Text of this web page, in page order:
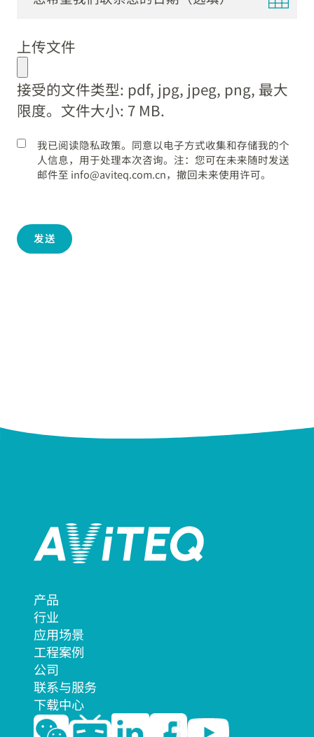
DD
MM
YYYY
上传文件
接受的文件类型: pdf, jpg, jpeg, png, 最大
限度。文件大小: 7 MB.
我已阅读隐私政策。同意以电子方式收集和存储我的个
人信息，用于处理本次咨询。注：您可在未来随时发送
邮件至 info@aviteq.com.cn，撤回未来使用许可。
发送
产品
行业
应用场景
工程案例
公司
联系与服务
下载中心